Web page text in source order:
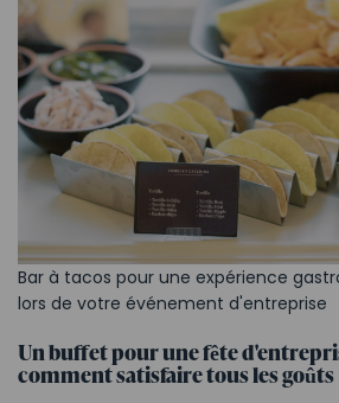
Bar à tacos pour une expérience
lors de votre événement d'entreprise
Un buffet pour une fête
comment satisfaire tous les goûts